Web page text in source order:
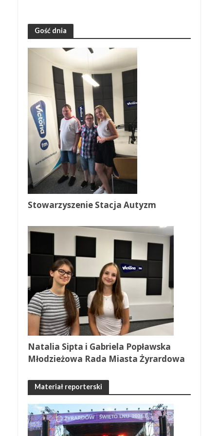
Gość dnia
Stowarzyszenie Stacja Autyzm
Natalia Sipta i Gabriela Popławska
Młodzieżowa Rada Miasta Żyrardowa
Materiał reporterski